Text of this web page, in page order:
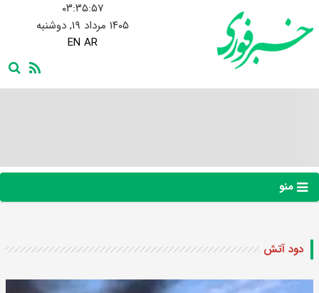
۰۳:۳۵:۵۸
۱۴۰۵ مرداد ۱۹, دوشنبه
EN AR
منو
دود آتش